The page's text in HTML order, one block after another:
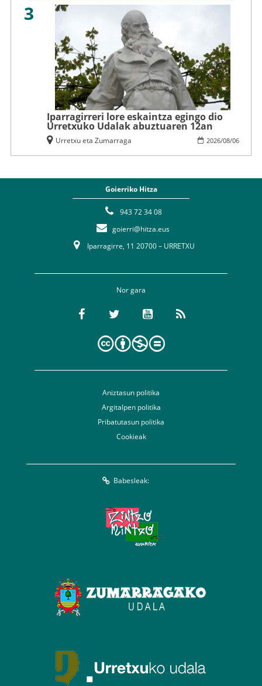
3
Iparragirreri lore eskaintza egingo dio
Urretxuko Udalak abuztuaren 12an
2026/08/06
Urretxu eta Zumarraga
Goierriko Hitza
943 72 34 08
goierri@hitza.eus
Iparragirre, 11 20700 – URRETXU
Nor gara
Aniztasun politika
Argitalpen politika
Pribatutasun politika
Cookieak
Babesleak: